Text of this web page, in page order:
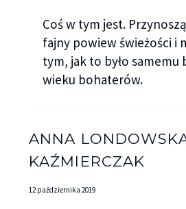
Coś w tym jest.
fajny powiew świeżości i
tym, jak to było samemu
wieku bohaterów.
ANNA
KAŹMIERCZAK
12 października 2019